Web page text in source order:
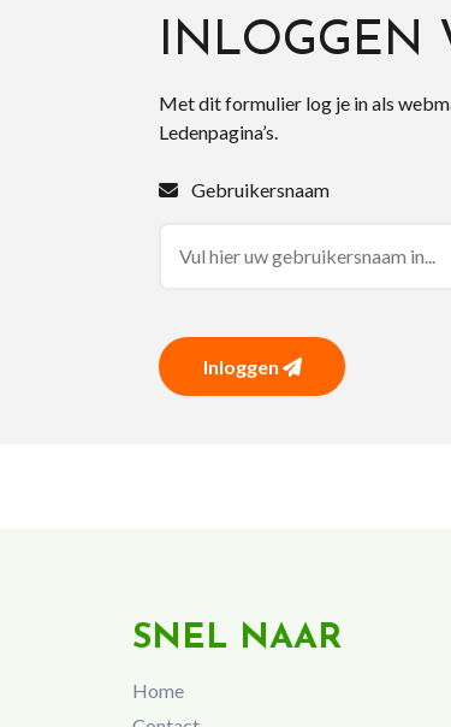
INLOGGEN
Met dit formulier log je in als
Ledenpagina’s.
Gebruikersnaam
Inloggen
SNEL NAAR
Home